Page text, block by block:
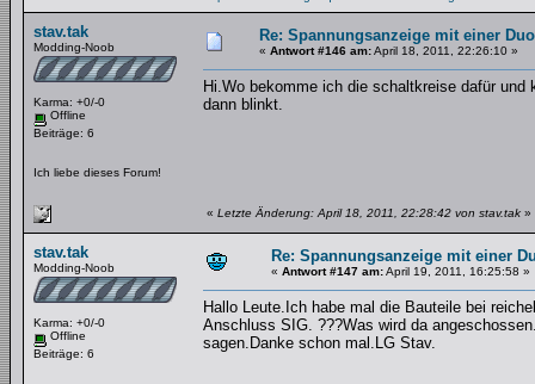
stav.tak
Modding-Noob
Karma: +0/-0
Offline
Beiträge: 6
Ich liebe dieses Forum!
Re: Spannungsanzeige mit einer
« Antwort #146 am:April 18, 2011, 22:26:10 »
Hi.Wo bekomme ich die schaltkreise dafür
dann blinkt.
« Letzte Änderung: April 18, 2011, 22:28:42 von stav.tak »
stav.tak
Modding-Noob
Karma: +0/-0
Offline
Beiträge: 6
Re: Spannungsanzeige mit einer
« Antwort #147 am:April 19, 2011, 16:25:58 »
Hallo Leute.Ich habe mal die Bauteile bei
Anschluss SIG. ???Was wird da
sagen.Danke schon mal.LG Stav.